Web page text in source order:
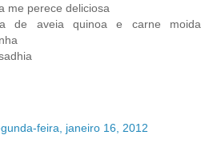
me perece deliciosa
de aveia quinoa e carne moida
feira, janeiro 16, 2012